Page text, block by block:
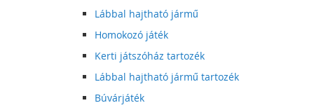
Lábbal hajtható jármű
Homokozó játék
Kerti játszóház tartozék
Lábbal hajtható jármű tartozék
Búvárjáték